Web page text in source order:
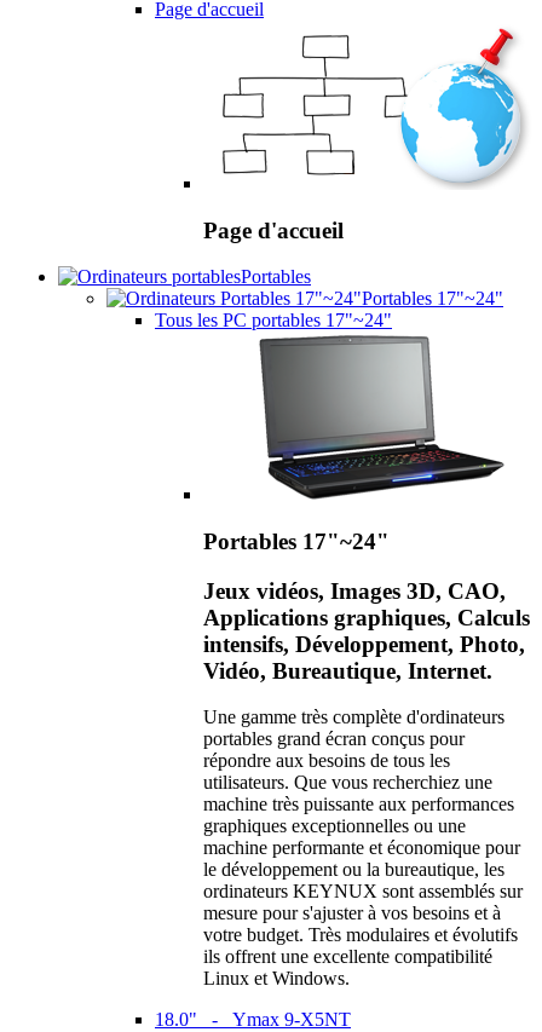
Page d'accueil
Page d'accueil
Portables
Portables 17"~24"
Tous les PC portables 17"~24"
Portables 17"~24"
Jeux vidéos, Images 3D, CAO,
Applications graphiques, Calculs
intensifs, Développement, Photo,
Vidéo, Bureautique, Internet.
Une gamme très complète d'ordinateurs
portables grand écran conçus pour
répondre aux besoins de tous les
utilisateurs. Que vous recherchiez une
machine très puissante aux performances
graphiques exceptionnelles ou une
machine performante et économique pour
le développement ou la bureautique, les
ordinateurs KEYNUX sont assemblés sur
mesure pour s'ajuster à vos besoins et à
votre budget. Très modulaires et évolutifs
ils offrent une excellente compatibilité
Linux et Windows.
18.0" - Ymax 9-X5NT